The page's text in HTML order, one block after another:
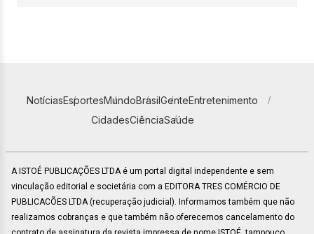
NotíciasEsportesMundoBrasilGenteEntretenimento
CidadesCiênciaSaúde
A ISTOÉ PUBLICAÇÕES LTDA é um portal digital independente e sem
vinculação editorial e societária com a EDITORA TRES COMÉRCIO DE
PUBLICACÕES LTDA (recuperação judicial). Informamos também que não
realizamos cobranças e que também não oferecemos cancelamento do